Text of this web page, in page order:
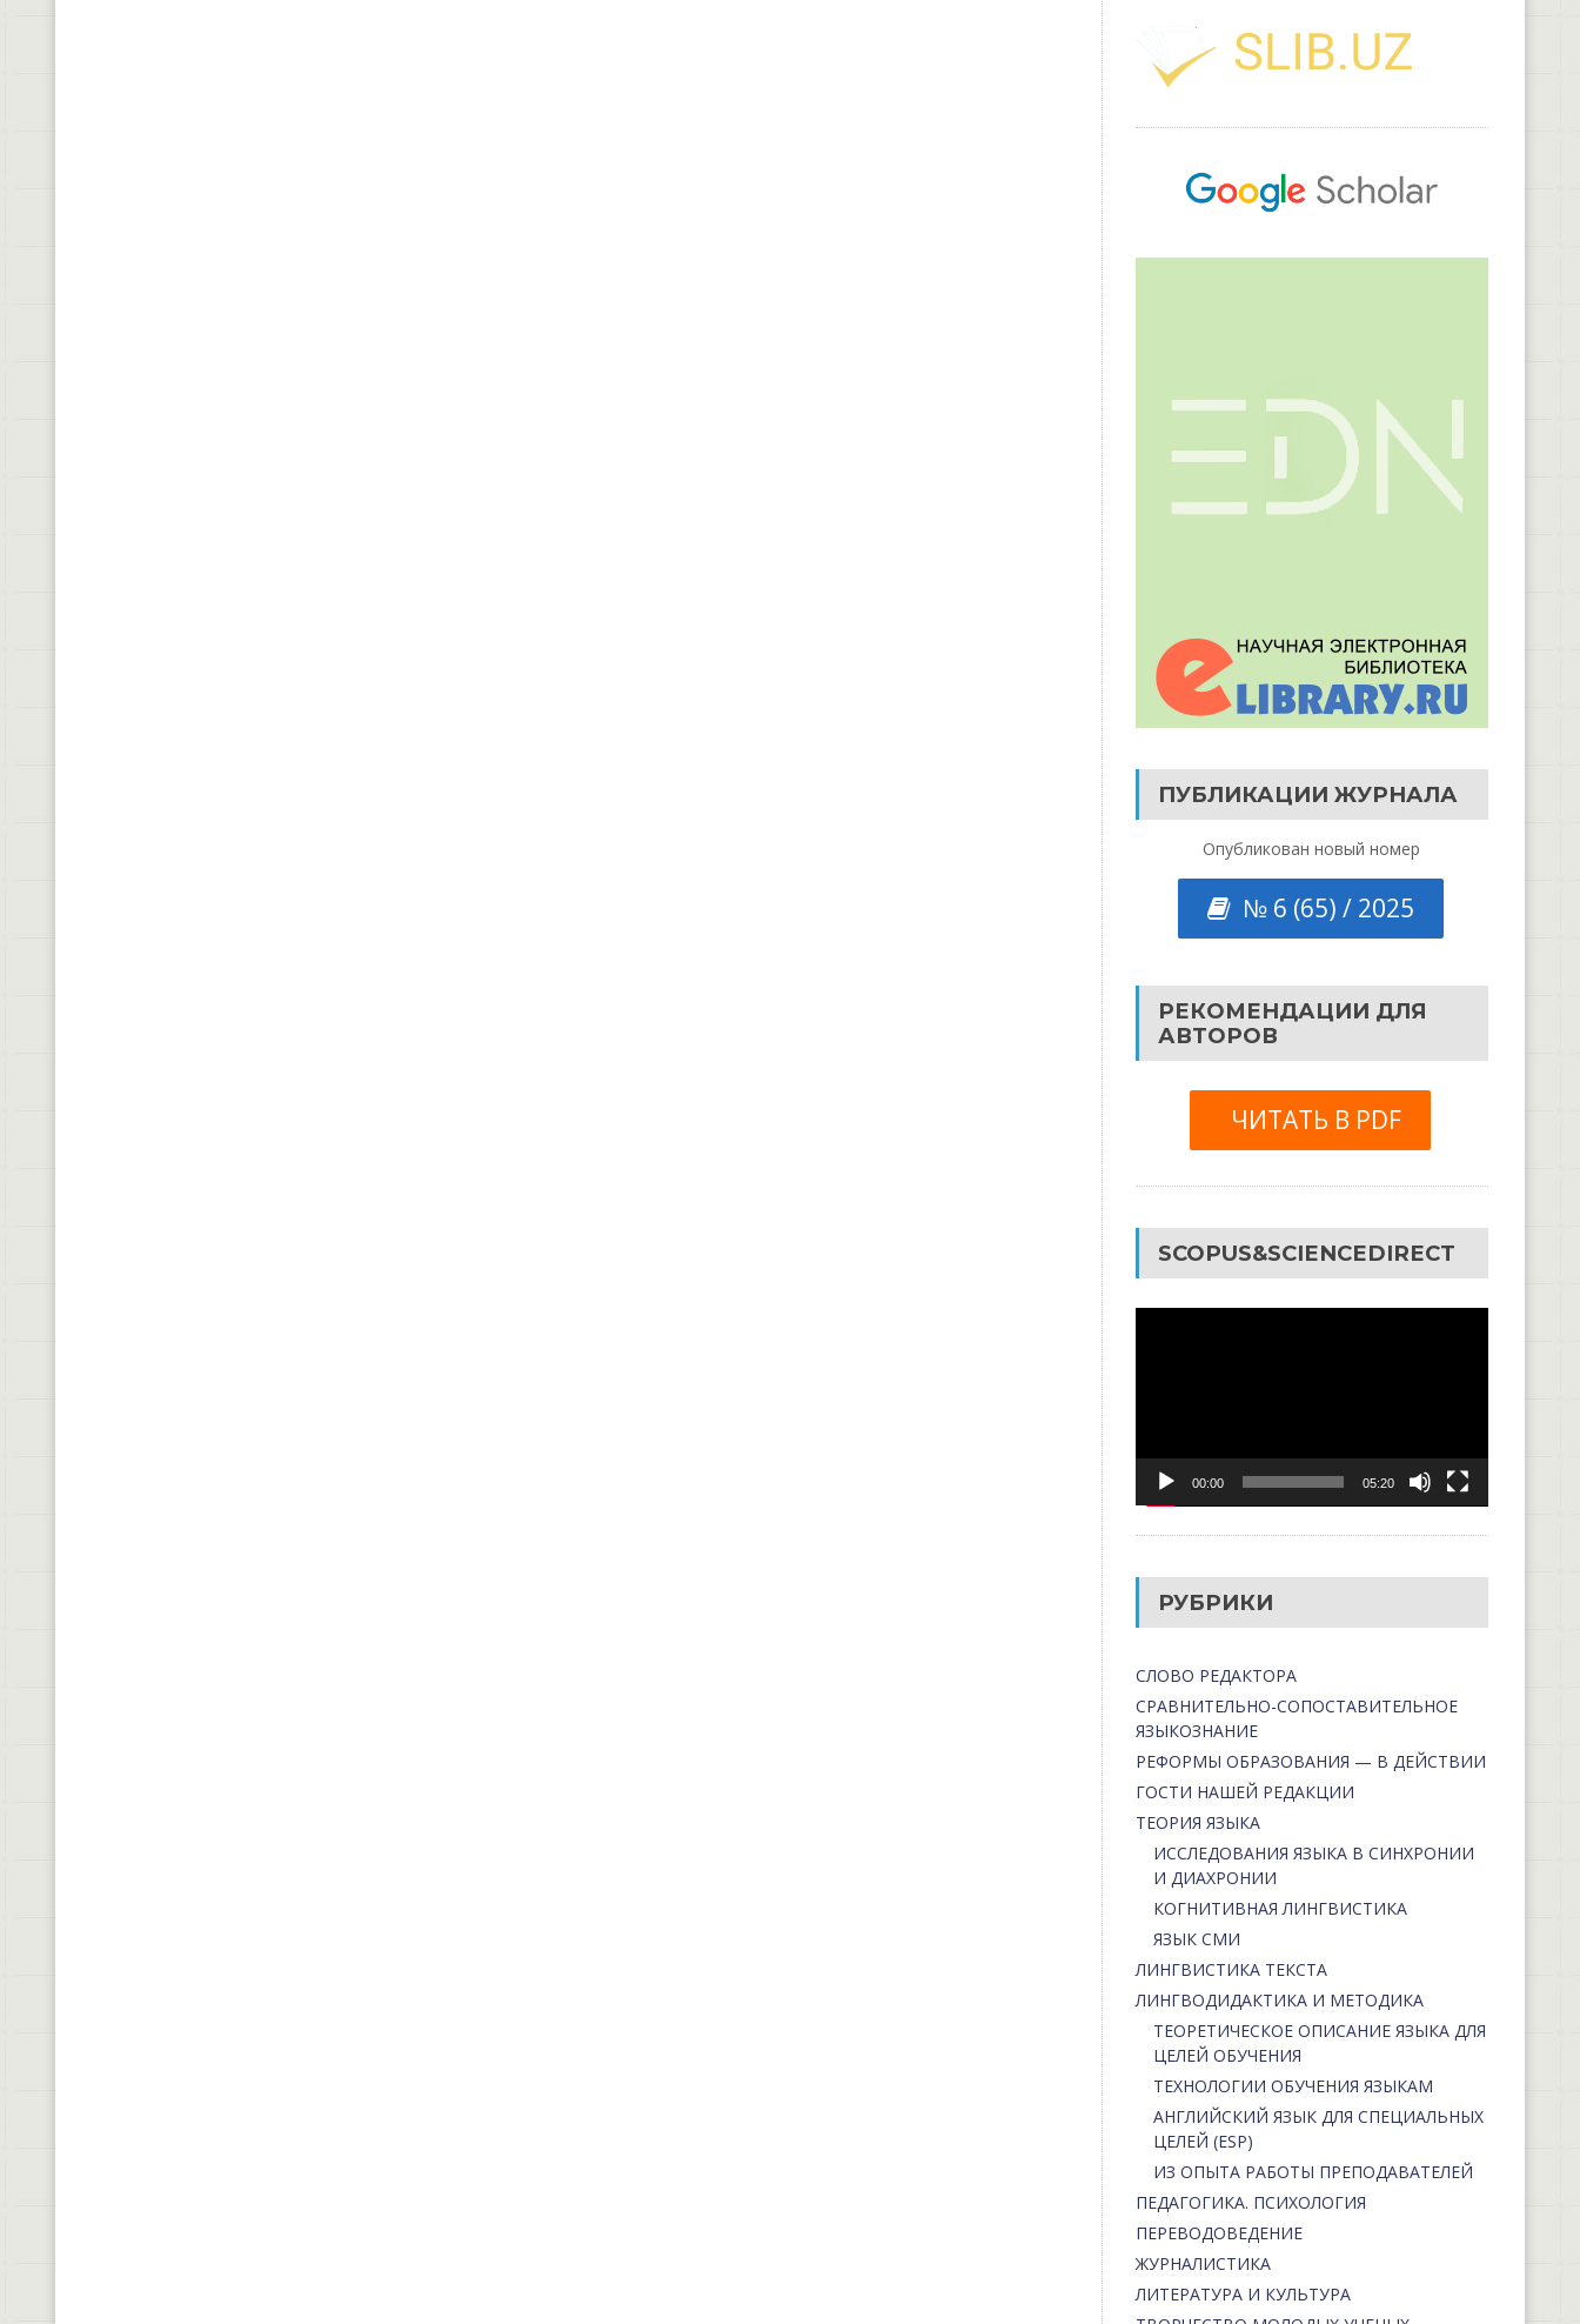
ПУБЛИКАЦИИ ЖУРНАЛА
Опубликован новый номер
№ 6 (65) / 2025
РЕКОМЕНДАЦИИ ДЛЯ
АВТОРОВ
ЧИТАТЬ В PDF
SCOPUS&SCIENCEDIRECT
00:00 05:20
РУБРИКИ
СЛОВО РЕДАКТОРА
СРАВНИТЕЛЬНО-СОПОСТАВИТЕЛЬНОЕ
ЯЗЫКОЗНАНИЕ
РЕФОРМЫ ОБРАЗОВАНИЯ — В ДЕЙСТВИИ
ГОСТИ НАШЕЙ РЕДАКЦИИ
ТЕОРИЯ ЯЗЫКА
ИССЛЕДОВАНИЯ ЯЗЫКА В СИНХРОНИИ
И ДИАХРОНИИ
КОГНИТИВНАЯ ЛИНГВИСТИКА
ЯЗЫК СМИ
ЛИНГВИСТИКА ТЕКСТА
ЛИНГВОДИДАКТИКА И МЕТОДИКА
ТЕОРЕТИЧЕСКОЕ ОПИСАНИЕ ЯЗЫКА ДЛЯ
ЦЕЛЕЙ ОБУЧЕНИЯ
ТЕХНОЛОГИИ ОБУЧЕНИЯ ЯЗЫКАМ
АНГЛИЙСКИЙ ЯЗЫК ДЛЯ СПЕЦИАЛЬНЫХ
ЦЕЛЕЙ (ESP)
ИЗ ОПЫТА РАБОТЫ ПРЕПОДАВАТЕЛЕЙ
ПЕДАГОГИКА. ПСИХОЛОГИЯ
ПЕРЕВОДОВЕДЕНИЕ
ЖУРНАЛИСТИКА
ЛИТЕРАТУРА И КУЛЬТУРА